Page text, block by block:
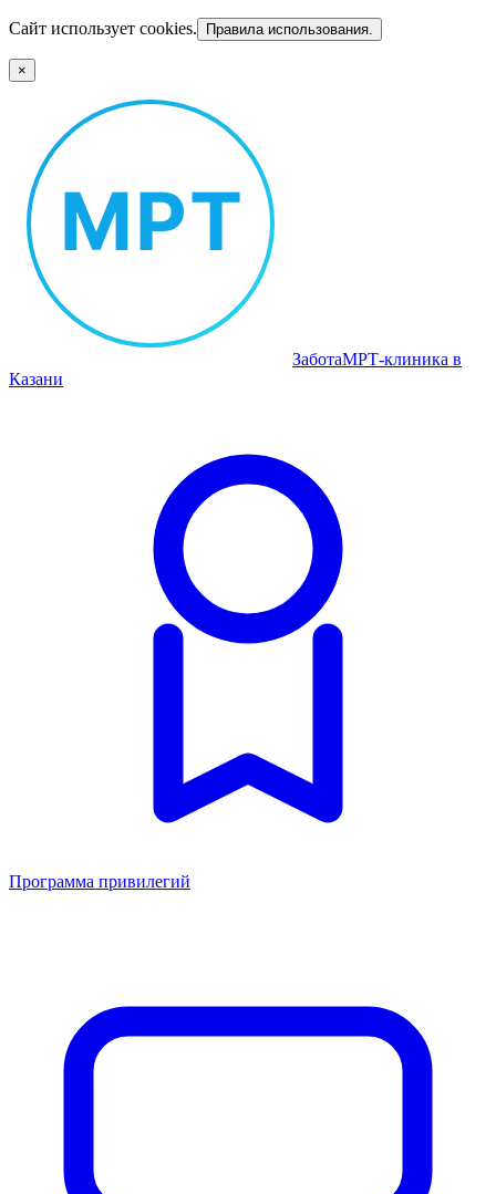
Сайт использует cookies. Правила использования.
×
ЗаботаМРТ‑клиника в
Казани
Программа привилегий